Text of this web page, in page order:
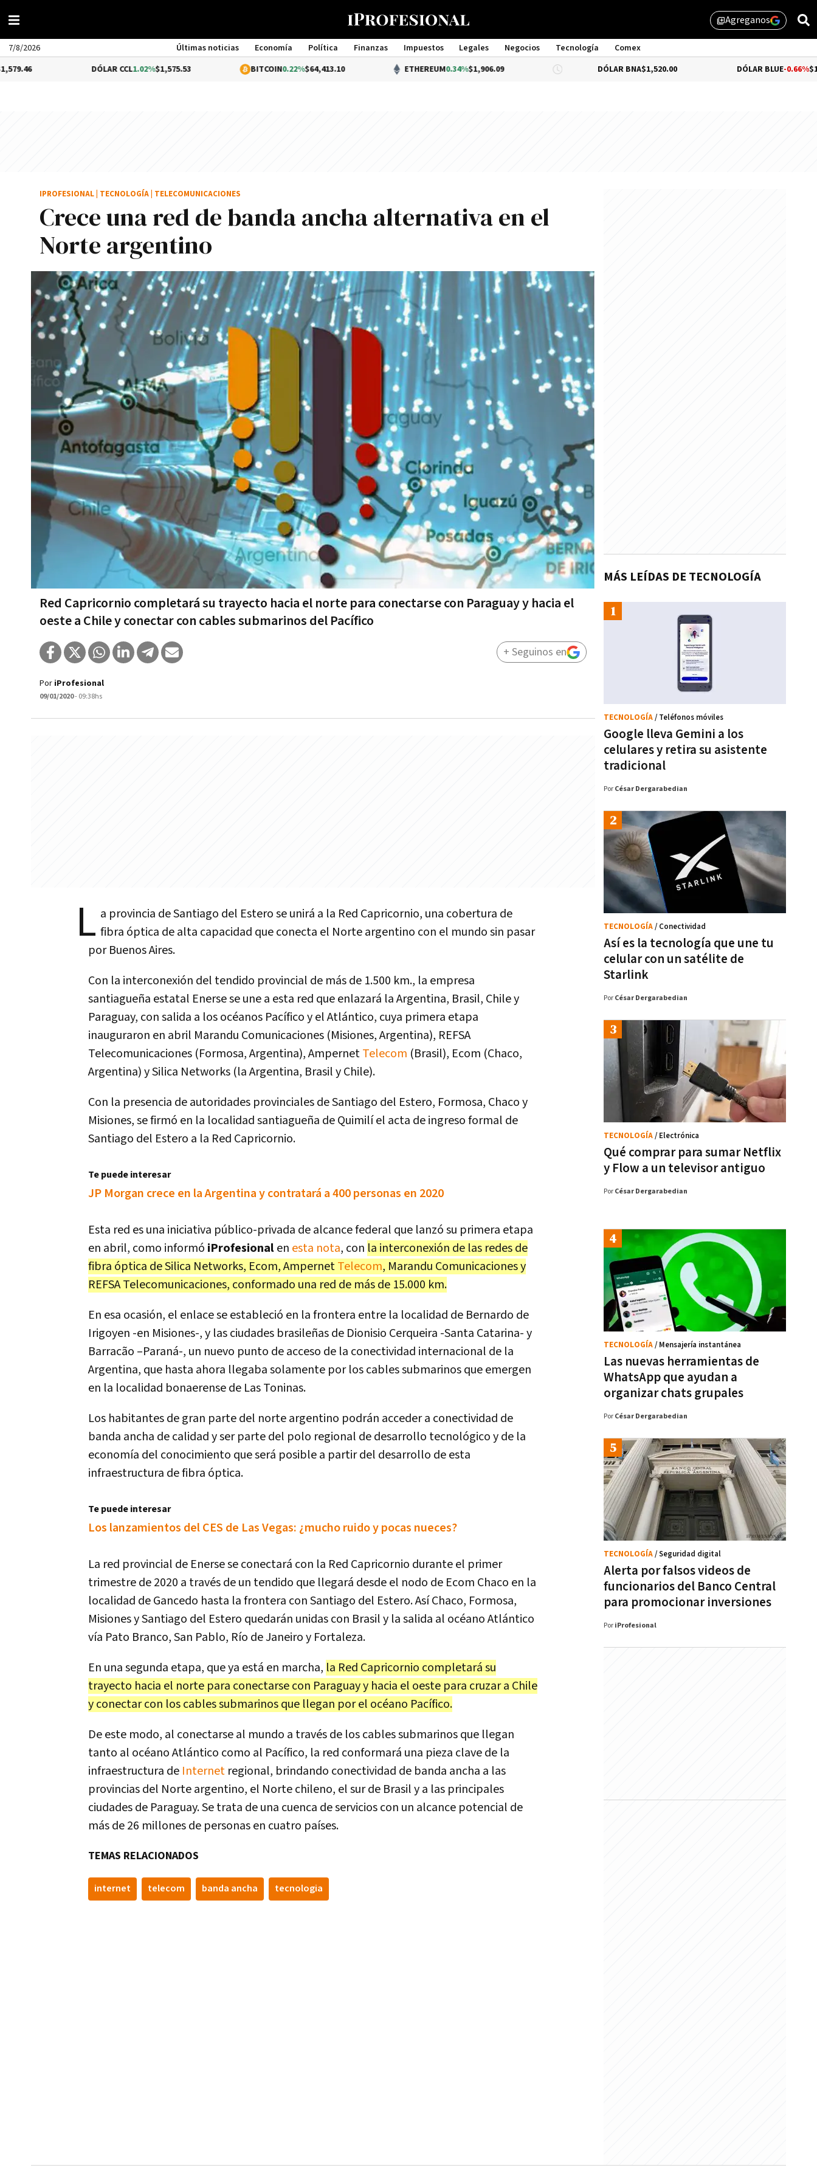
library_addAgreganos
7/8/2026 Últimas noticias Economía Política Finanzas Impuestos Legales Negocios Tecnología
Comex
Management
1.02%$1,575.53 0.22%$64,413.10 ETHEREUM 0.34%$1,906.09 DÓLAR BNA $1,520.00 DÓLAR BLUE-0.66% $1,530.00
Crece una red de banda ancha alternativa en el
Norte argentino
Red Capricornio completará su trayecto hacia el norte para conectarse con Paraguay y hacia el
oeste a Chile y conectar con cables submarinos del Pacífico
IPROFESIONAL TECNOLOGÍA TELECOMUNICACIONES
Por iProfesional
09/01/2020- 09:38hs
+ Seguinos en
L a provincia de Santiago del Estero se unirá a la Red Capricornio, una cobertura de
fibra óptica de alta capacidad que conecta el Norte argentino con el mundo sin pasar
por Buenos Aires.
Con la interconexión del tendido provincial de más de 1.500 km., la empresa
santiagueña estatal Enerse se une a esta red que enlazará la Argentina, Brasil, Chile y
Paraguay, con salida a los océanos Pacífico y el Atlántico, cuya primera etapa
inauguraron en abril Marandu Comunicaciones (Misiones, Argentina), REFSA
Telecomunicaciones (Formosa, Argentina), AmpernetTelecom (Brasil), Ecom (Chaco,
Argentina) y Silica Networks (la Argentina, Brasil y Chile).
Con la presencia de autoridades provinciales de Santiago del Estero, Formosa, Chaco y
Misiones, se firmó en la localidad santiagueña de Quimilí el acta de ingreso formal de
Santiago del Estero a la Red Capricornio.
Te puede interesar
JP Morgan crece en la Argentina y contratará a 400 personas en 2020
Esta red es una iniciativa público-privada de alcance federal que lanzó su primera etapa
en abril, como informó iProfesionalen esta nota, con la interconexión de las redes de
fibra óptica de Silica Networks, Ecom, AmpernetTelecom, Marandu Comunicaciones y
REFSA Telecomunicaciones, conformado una red de más de 15.000 km.
En esa ocasión, el enlace se estableció en la frontera entre la localidad de Bernardo de
Irigoyen -en Misiones-, y las ciudades brasileñas de Dionisio Cerqueira -Santa Catarina- y
Barracão –Paraná-, un nuevo punto de acceso de la conectividad internacional de la
Argentina, que hasta ahora llegaba solamente por los cables submarinos que emergen
en la localidad bonaerense de Las Toninas.
Los habitantes de gran parte del norte argentino podrán acceder a conectividad de
banda ancha de calidad y ser parte del polo regional de desarrollo tecnológico y de la
economía del conocimiento que será posible a partir del desarrollo de esta
infraestructura de fibra óptica.
Te puede interesar
Los lanzamientos del CES de Las Vegas: ¿mucho ruido y pocas nueces?
La red provincial de Enerse se conectará con la Red Capricornio durante el primer
trimestre de 2020 a través de un tendido que llegará desde el nodo de Ecom Chaco en la
localidad de Gancedo hasta la frontera con Santiago del Estero. Así Chaco, Formosa,
Misiones y Santiago del Estero quedarán unidas con Brasil y la salida al océano Atlántico
vía Pato Branco, San Pablo, Río de Janeiro y Fortaleza.
En una segunda etapa, que ya está en marcha, la Red Capricornio completará su
trayecto hacia el norte para conectarse con Paraguay y hacia el oeste para cruzar a Chile
y conectar con los cables submarinos que llegan por el océano Pacífico.
De este modo, al conectarse al mundo a través de los cables submarinos que llegan
tanto al océano Atlántico como al Pacífico, la red conformará una pieza clave de la
infraestructura de Internet regional, brindando conectividad de banda ancha a las
provincias del Norte argentino, el Norte chileno, el sur de Brasil y a las principales
ciudades de Paraguay. Se trata de una cuenca de servicios con un alcance potencial de
más de 26 millones de personas en cuatro países.
TEMAS RELACIONADOS
internet telecom banda ancha tecnologia
MÁS LEÍDAS DE TECNOLOGÍA
Google lleva Gemini a los
celulares y retira su asistente
tradicional
TECNOLOGÍA/ Teléfonos móviles
Por César Dergarabedian
Así es la tecnología que une tu
celular con un satélite de
Starlink
TECNOLOGÍA/ Conectividad
Por César Dergarabedian
Qué comprar para sumar Netflix
y Flow a un televisor antiguo
TECNOLOGÍA/ Electrónica
Por César Dergarabedian
Las nuevas herramientas de
WhatsApp que ayudan a
organizar chats grupales
TECNOLOGÍA/ Mensajería instantánea
Por César Dergarabedian
Alerta por falsos videos de
funcionarios del Banco Central
para promocionar inversiones
TECNOLOGÍA/ Seguridad digital
Por iProfesional